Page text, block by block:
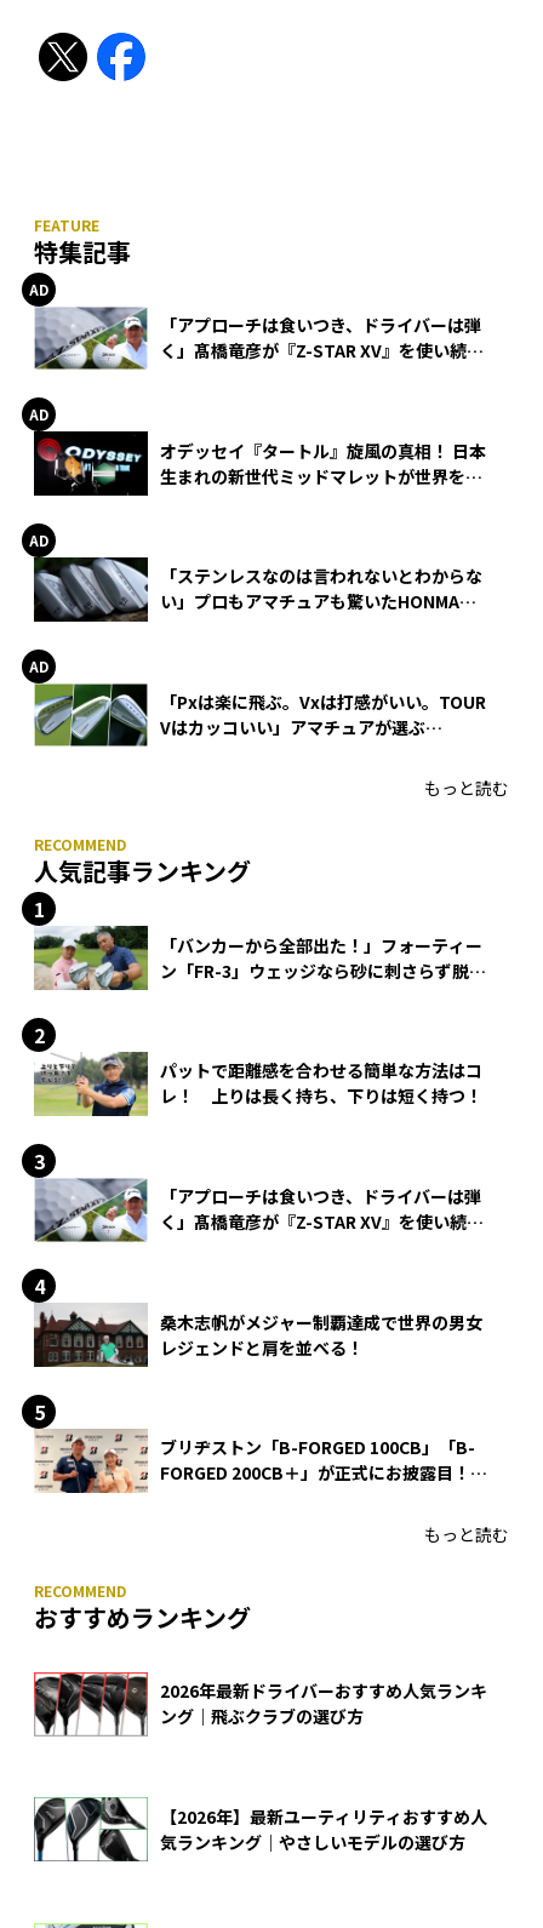
特集記事
「アプローチは食いつき、ドライバーは弾
く」髙橋竜彦が『Z-STAR XV』を使い続け
オデッセイ『タートル』旋風の真相！ 日本
生まれの新世代ミッドマレットが世界を席
「ステンレスなのは言われないとわからな
い」プロもアマチュアも驚いたHONMA
「Pxは楽に飛ぶ。Vxは打感がいい。TOUR
Vはカッコいい」アマチュアが選ぶ
もっと読む
人気記事ランキング
「バンカーから全部出た！」フォーティー
ン「FR-3」ウェッジなら砂に刺さらず脱出
パットで距離感を合わせる簡単な方法はコ
レ！ 上りは長く持ち、下りは短く持つ！
「アプローチは食いつき、ドライバーは弾
く」髙橋竜彦が『Z-STAR XV』を使い続け
桑木志帆がメジャー制覇達成で世界の男女
レジェンドと肩を並べる！
ブリヂストン「B-FORGED 100CB」「B-
FORGED 200CB＋」が正式にお披露目！
もっと読む
おすすめランキング
2026年最新ドライバーおすすめ人気ランキ
ング｜飛ぶクラブの選び方
【2026年】最新ユーティリティおすすめ人
気ランキング｜やさしいモデルの選び方